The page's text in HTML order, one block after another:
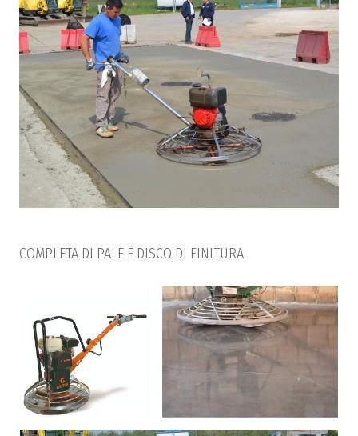
COMPLETA DI PALE E DISCO DI FINITURA